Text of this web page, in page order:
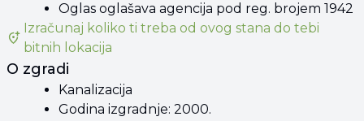
Oglas oglašava agencija pod reg. brojem 1942
Izračunaj koliko ti treba odovog stana do tebi
bitnih lokacija
O zgradi
Kanalizacija
Godina izgradnje: 2000.